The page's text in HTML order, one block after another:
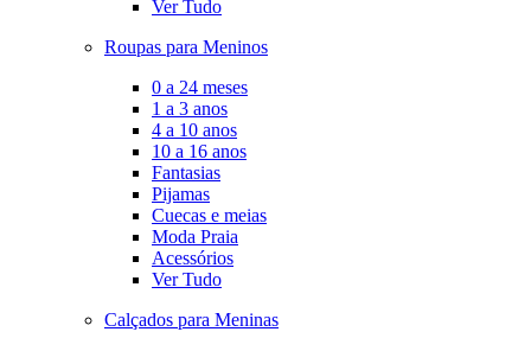
Ver Tudo
Roupas para Meninos
0 a 24 meses
1 a 3 anos
4 a 10 anos
10 a 16 anos
Fantasias
Pijamas
Cuecas e meias
Moda Praia
Acessórios
Ver Tudo
Calçados para Meninas